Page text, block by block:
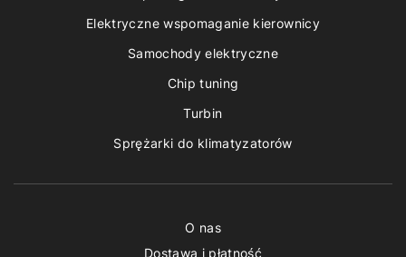
Elektryczne wspomaganie kierownicy
Samochody elektryczne
Chip tuning
Turbin
Sprężarki do klimatyzatorów
O nas
Dostawa i płatność